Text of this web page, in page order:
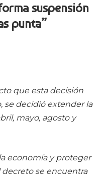
suspensión
punta”
que esta decisión
se decidió extender la
mayo, agosto y
economía y proteger
decreto se encuentra